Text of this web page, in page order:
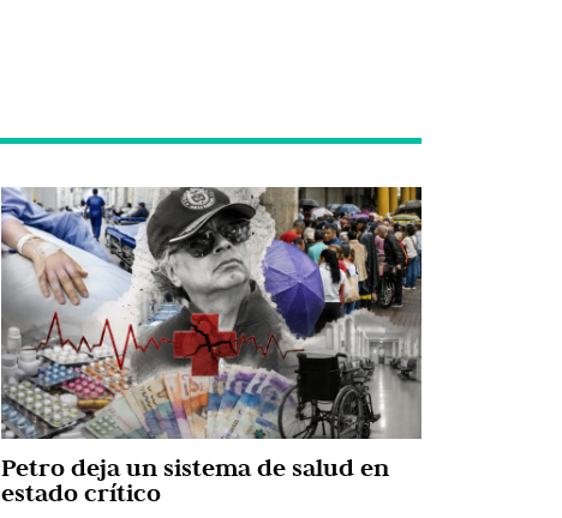
Petro deja un sistema de salud en
estado crítico